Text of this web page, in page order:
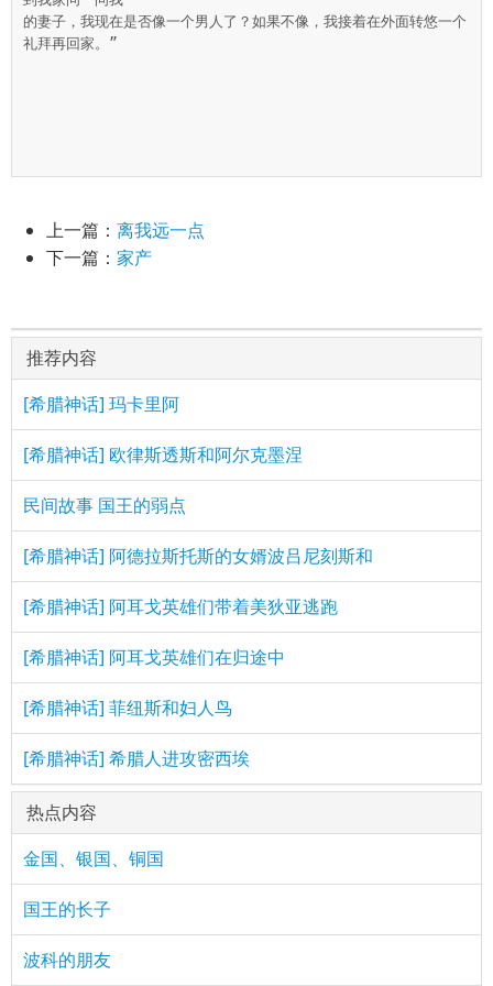
的妻子，我现在是否像一个男人了？如果不像，我接着在外面转悠一个
礼拜再回家。”
上一篇： 离我远一点
下一篇： 家产
推荐内容
[希腊神话] 玛卡里阿
[希腊神话] 欧律斯透斯和阿尔克墨涅
民间故事 国王的弱点
[希腊神话] 阿德拉斯托斯的女婿波吕尼刻斯和
[希腊神话] 阿耳戈英雄们带着美狄亚逃跑
[希腊神话] 阿耳戈英雄们在归途中
[希腊神话] 菲纽斯和妇人鸟
[希腊神话] 希腊人进攻密西埃
热点内容
金国、银国、铜国
国王的长子
波科的朋友